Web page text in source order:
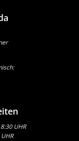
UHR